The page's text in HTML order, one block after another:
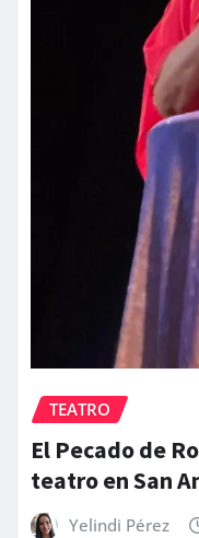
TEATRO
El Pecado de
teatro en San
Yelindi Pérez